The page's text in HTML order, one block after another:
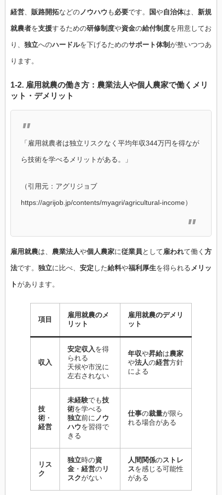
経営、 販路開拓などのノウハウも必要です。 国や自治体は、 新規
就農者を支援するための研修制度や資金の給付制度を用意してお
り、 独立へのハードルを下げるためのサポート体制が整いつつあ
ります。
1-2. 雇用就農の働き方 ： 農業法人や個人農家で働く メリ
ット ・ デメリット
「雇用就農者は独立リスクなく平均年収344万円を得なが
ら技術を学べるメリットがある。」
（引用元：アグリジョブ
https://agrijob.jp/contents/myagri/agricultural-income）
雇用就農は、 農業法人や個人農家に従業員として雇われて働く 方
法です。 独立に比べ、 安定 した給料や福利厚生を得られる メリッ
トがあります。
項目
雇用就農のメ
リット
雇用就農のデメリ
ット
収入
安定収入を得
られる
天候や市況に
左右されない
年収や昇給は農家
や法人の経営方針
による
技
術 ・
経営
未経験でも技
術を学べる
独立前に ノウ
ハウを習得で
きる
仕事の裁量が限ら
れる場合がある
リス
ク
独立時の資
金 ・ 経営のリ
スクがない
人間関係のストレ
スを感じる可能性
がある